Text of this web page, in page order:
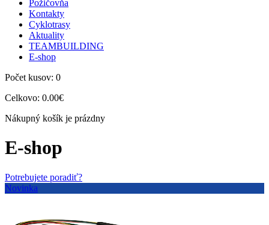
Požičovňa
Kontakty
Cyklotrasy
Aktuality
TEAMBUILDING
E-shop
Počet kusov: 0
Celkovo: 0.00€
Nákupný košík je prázdny
E-shop
Potrebujete poradiť?
Novinka